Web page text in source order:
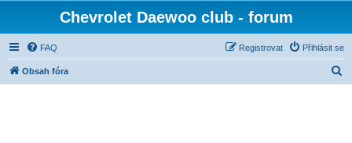
Chevrolet Daewoo club - forum
FAQ Přihlásit se
Registrovat
Obsah fóra